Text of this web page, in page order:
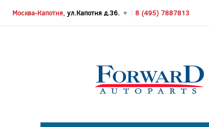
Москва-Капотня, ул.Капотня д.36. ▼ 8 (495) 7887813